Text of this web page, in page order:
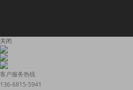
关闭
客户服务热线
136-6815-5941